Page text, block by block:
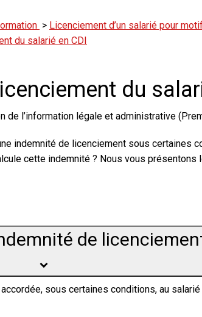
> Licenciement d’un salarié pour
du salarié en CDI
du
l’information légale et administrative
indemnité de licenciement sous certaines
cette indemnité ? Nous vous présentons
de
sous certaines conditions, au salarié